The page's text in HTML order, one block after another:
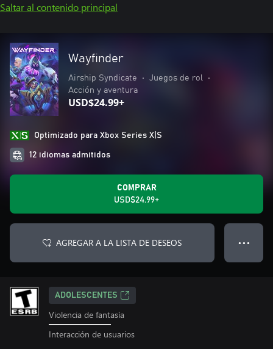
Saltar al contenido principal
Wayfinder
Airship Syndicate • Juegos de rol
•
Acción y aventura
USD$24.99+
Optimizado para Xbox Series X|S
12 idiomas admitidos
COMPRAR
USD$24.99+
AGREGAR A LA LISTA DE DESEOS ● ● ●
ADOLESCENTES
Violencia de fantasía
Interacción de usuarios